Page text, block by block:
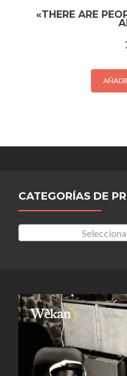
«THERE ARE
CATEGORÍAS DE